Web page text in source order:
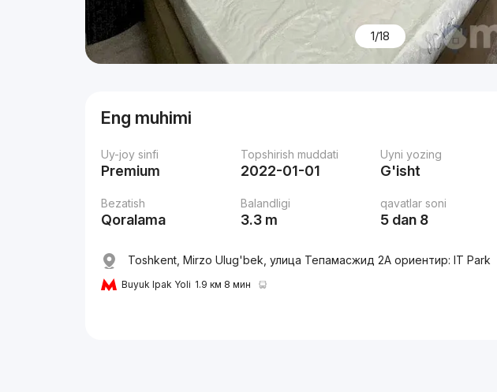
1/18
Eng muhimi
Uy-joy sinfi
Premium
Topshirish muddati
2022-01-01
Uyni yozing
G'isht
Bezatish
Qoralama
Balandligi
3.3 m
qavatlar soni
5 dan 8
Toshkent, Mirzo Ulug'bek, улица Тепамасжид 2А ориентир: IT Park
Buyuk Ipak Yoli 1.9 км 8 мин